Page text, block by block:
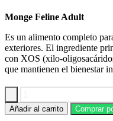
Monge Feline Adult
Es un alimento completo
exteriores. El ingrediente
con XOS (xilo-
que mantienen el bienestar
Alimento
Seco
Añadir al carrito Comprar